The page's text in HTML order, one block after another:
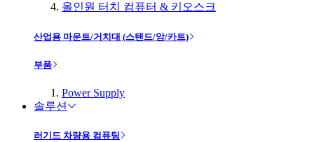
올인원 터치 컴퓨터 & 키오스크
산업용 마운트/거치대 (스탠드/암/카트)
부품
Power Supply
솔루션
러기드 차량용 컴퓨팅